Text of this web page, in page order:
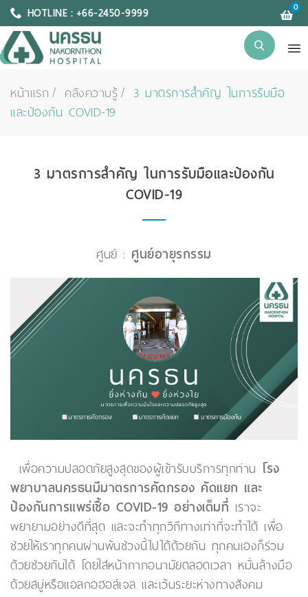
HOTLINE : +66-2450-9999 0
หน้าแรก คลังความรู้
3 มาตรการสำคัญ ในการรับมือ
และป้องกัน COVID-19
3 มาตรการสำคัญ ในการรับมือและป้องกัน
COVID-19
ศูนย์ : ศูนย์อายุรกรรม
เพื่อความปลอดภัยสูงสุดของผู้เข้ารับบริการทุกท่าน โรง
พยาบาลนครธนมีมาตรการคัดกรอง คัดแยก และ
ป้องกันการแพร่เชื้อ COVID-19 อย่างเต็มที่ เราจะ
พยายามอย่างดีที่สุด และจะทำทุกวิถีทางเท่าที่จะทำได้ เพื่อ
ช่วยให้เราทุกคนผ่านพ้นช่วงนี้ไปได้ด้วยกัน ทุกคนเองก็ร่วม
ด้วยช่วยกันได้ โดยใส่หน้ากากอนามัยตลอดเวลา หมั่นล้างมือ
ด้วยสบู่หรือแอลกอฮอล์เจล และเว้นระยะห่างทางสังคม